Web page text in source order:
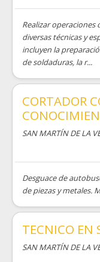
Realizar
diversas técnicas y
incluyen la
de soldaduras, la r...
CORTADOR
SAN MARTÍN DE LA
Desguace de
de piezas y metales.
TECNICO EN
SAN MARTÍN DE LA